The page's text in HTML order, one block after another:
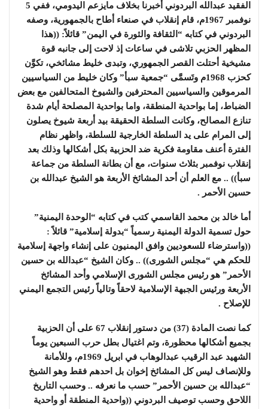
الفقيد عبدالله البردوني أخبرنا بخلاف مايزعم اليدومي، ففي 5
نوفمبر 1967م، قام إنقلاب في صنعاء أطاح بالجمهورية، وصفه
البردوني في كتابه “الثقافة والثورة في اليمن” قائلاً: ((هذا
المظهر الحزبي تلاشى في ساعات إذ لاحت إلى جانبه قوة
مشيخية أحتلت القصر الجمهوري، وتبدى خليط مشائخي، تكوَّن
كحزب 1968م وتَسمَّى “جمعية سبأ” وكان خليط من السياسيين
المرموقين والسياسيين المحترفين والشيوخ المتحالفين مع بعض
الضباط، إما بواحدية المنطقة، واما بواحدية المصلحة أيام شدة
تنازع المصالح، وكانت السلطة الحقيقة بيد أربعة شيوخ يصلون
إلى المرام على يد السلطة الخارجية للسلطة، واظهر نظام
الفترة أعنف مقاومة فكرية ضد الحزبية بكل أشكالها وذلك بعد
إنقلاب نوفمبر بثلاث سنوات، مع أن بطانة السلطة من جماعة
سبأ)) .. مع العلم أن أحد المشائخ الأربعة هو الشيخ عبدالله بن
حسين الأحمر .
أما خالد بن محمد القاسمي كتب في كتابه “الوحدة اليمنية”
حول تسمية الدولة اليمنية رسمياً “بدولة إسلامية” قائلاً :
((واسترضاء للسعوديين وافق اليمنيون على إنشاء واجهة إسلامية
للحكم هي “مجلس الشورى)) .. وكان الشيخ “عبدالله بن حسين
الأحمر” هو رئيس مجلس الشورى الإسلامي وأحد المشائخ
الأربعة ورئيس الجبهة الإسلامية لاحقاً وتالياً رئيس التجمع اليمني
للإصلاح .
كما نصت المادة (37) من دستور إنقلاب 67 على أن الحزبية
بجميع أشكالها محظورة، وتم اغتيال بطل حرب السبعين يوماً
الشهيد عبد الرقيب عبدالوهاب في ابريل 1969م، وللأمانة
وللإنصاف ليس كل المشائخ إخوان بل احدهم فقط وهو الشيخ
“عبدالله بن حسين الأحمر” حسب ما نعرفه .. وحسب التاريخ
اللاحق وحسب توصيف البردوني ((واحدية المنطقة أو واحدية